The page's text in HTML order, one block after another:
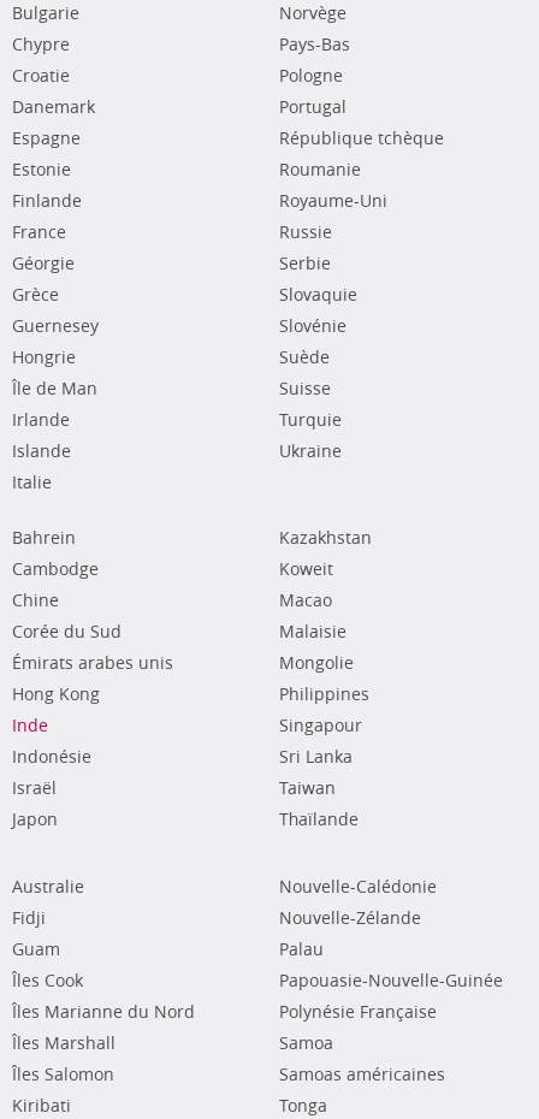
Bulgarie
Chypre
Croatie
Danemark
Espagne
Estonie
Finlande
France
Géorgie
Grèce
Guernesey
Hongrie
Île de Man
Irlande
Islande
Italie
Norvège
Pays-Bas
Pologne
Portugal
République tchèque
Roumanie
Royaume-Uni
Russie
Serbie
Slovaquie
Slovénie
Suède
Suisse
Turquie
Ukraine
Bahrein
Cambodge
Chine
Corée du Sud
Émirats arabes unis
Hong Kong
Inde
Indonésie
Israël
Japon
Kazakhstan
Koweit
Macao
Malaisie
Mongolie
Philippines
Singapour
Sri Lanka
Taiwan
Thaïlande
Australie
Fidji
Guam
Îles Cook
Îles Marianne du Nord
Îles Marshall
Îles Salomon
Kiribati
Nouvelle-Calédonie
Nouvelle-Zélande
Palau
Papouasie-Nouvelle-Guinée
Polynésie Française
Samoa
Samoas américaines
Tonga